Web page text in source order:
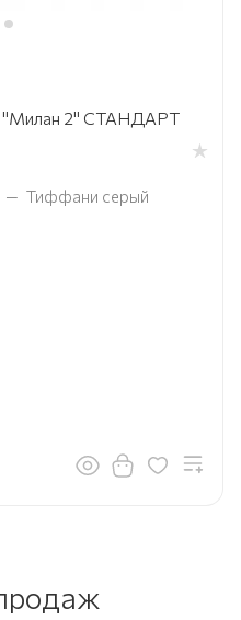
"Милан 2" СТАНДАРТ
— Тиффани серый